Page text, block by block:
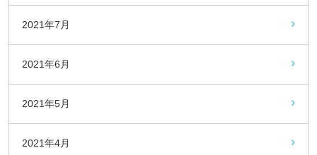
2021年7月
2021年6月
2021年5月
2021年4月